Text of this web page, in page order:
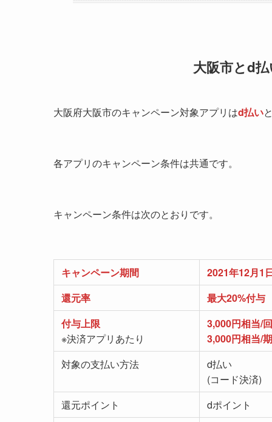
大阪市とd
大阪府大阪市のキャンペーン対象アプリはd払い
各アプリのキャンペーン条件は共通です。
キャンペーン条件は次のとおりです。
キャンペーン期間
2021年12月1
還元率
最大20%付与
付与上限
※決済アプリあたり
3,000円相当/回
3,000円相当/
対象の支払い方法
d払い
(コード決済)
還元ポイント
dポイント